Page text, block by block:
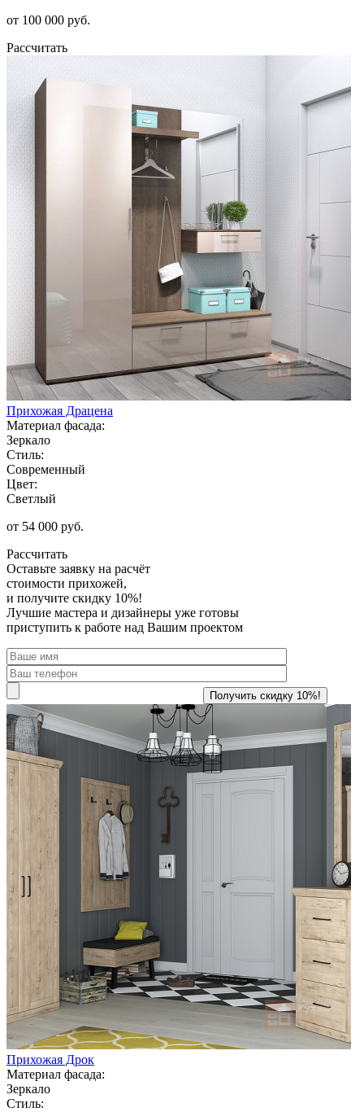
от 100 000 руб.
Рассчитать
Прихожая Драцена
Материал фасада:
Зеркало
Стиль:
Современный
Цвет:
Светлый
от 54 000 руб.
Рассчитать
Оставьте заявку на расчёт
стоимости прихожей,
и получите скидку 10%!
Лучшие мастера и дизайнеры уже готовы
приступить к работе над Вашим проектом
Прихожая Дрок
Материал фасада:
Зеркало
Стиль: